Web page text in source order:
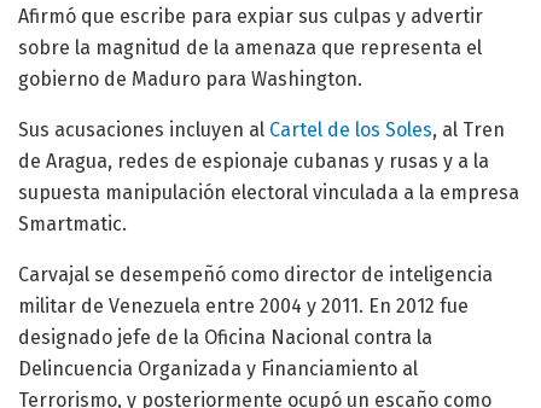
Afirmó que escribe para expiar sus culpas y advertir
sobre la magnitud de la amenaza que representa el
gobierno de Maduro para Washington.
Sus acusaciones incluyen al Cartel de los Soles, al Tren
de Aragua, redes de espionaje cubanas y rusas y a la
supuesta manipulación electoral vinculada a la empresa
Smartmatic.
Carvajal se desempeñó como director de inteligencia
militar de Venezuela entre 2004 y 2011. En 2012 fue
designado jefe de la Oficina Nacional contra la
Delincuencia Organizada y Financiamiento al
Terrorismo, y posteriormente ocupó un escaño como